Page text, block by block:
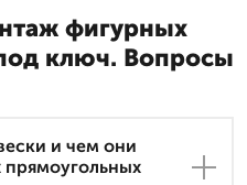
фигурных
ключ. Вопросы
и чем они